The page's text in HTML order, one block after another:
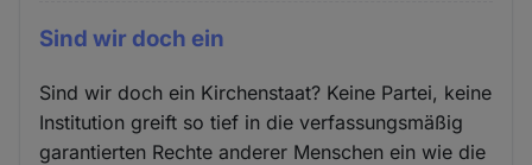
Sind wir doch ein
Sind wir doch ein Kirchenstaat? Keine Partei, keine
Institution greift so tief in die verfassungsmäßig
garantierten Rechte anderer Menschen ein wie die